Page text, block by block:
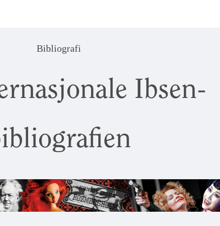
Bibliografi
Ibsen-